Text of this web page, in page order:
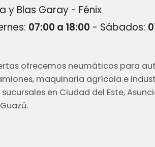
y Blas Garay - Fénix
07:00 a 18:00 - Sábados:
ofrecemos neumáticos para
maquinaria agrícola e
en Ciudad del Este,